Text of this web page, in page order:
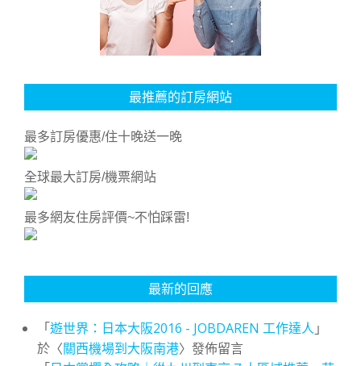
最推薦的訂房網站
最多訂房優惠/住十晚送一晚
全球最大訂房/機票網站
最多網友住房評價~不怕踩雷!
最新的回應
「遊世界：日本大阪2016 - JOBDAREN 工作達人 」
於〈關西機場到大阪南港〉發佈留言